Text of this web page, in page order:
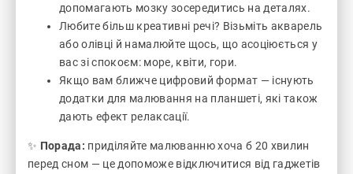
допомагають мозку зосередитись на деталях.
Любите більш креативні речі? Візьміть акварель
або олівці й намалюйте щось, що асоціюється у
вас зі спокоєм: море, квіти, гори.
Якщо вам ближче цифровий формат — існують
додатки для малювання на планшеті, які також
дають ефект релаксації.
✨ Порада: приділяйте малюванню хоча б 20 хвилин
перед сном — це допоможе відключитися від гаджетів